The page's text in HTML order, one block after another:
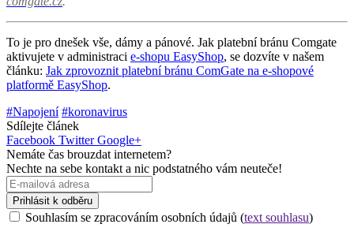
To je pro dnešek vše, dámy a pánové. Jak platební bránu Comgate
aktivujete v administraci e-shopu EasyShop, se dozvíte v našem
článku: Jak zprovoznit platební bránu ComGate na e-shopové
platformě EasyShop.
#Napojení #koronavirus
Sdílejte článek
Facebook Twitter Google+
Nemáte čas brouzdat internetem?
Nechte na sebe kontakt a nic podstatného vám neuteče!
Prihlásit k odběru
Souhlasím se zpracováním osobních údajů (text souhlasu)